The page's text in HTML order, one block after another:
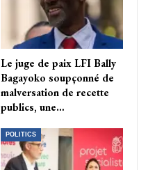
Le juge de paix LFI Bally
Bagayoko soupçonné de
malversation de recette
publics, une…
POLITICS